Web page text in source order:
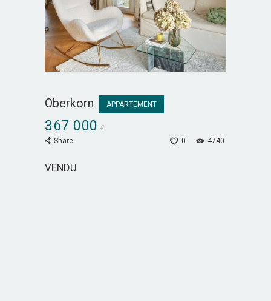
Oberkorn APPARTEMENT
367 000 €
4740
0
Share
VENDU